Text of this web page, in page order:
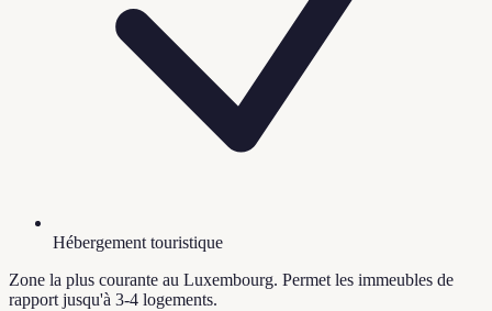
Hébergement touristique
Zone la plus courante au Luxembourg. Permet les immeubles de
rapport jusqu'à 3-4 logements.